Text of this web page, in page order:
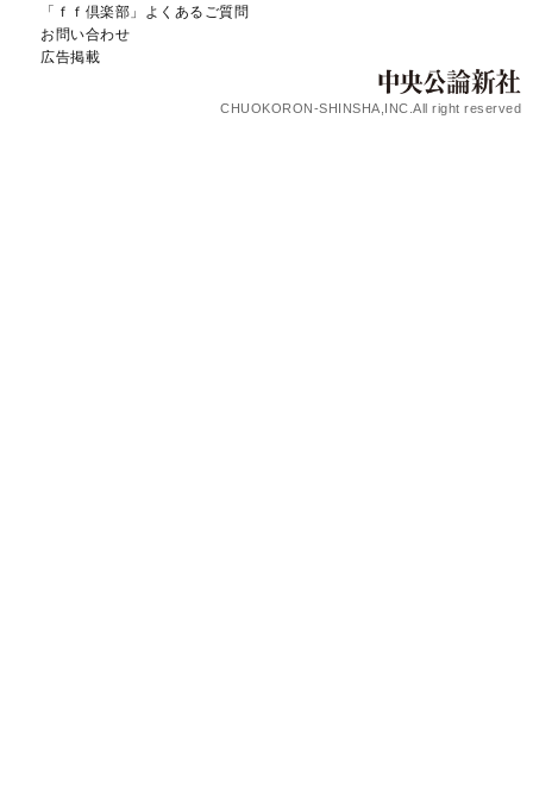
「ｆｆ倶楽部」よくあるご質問
お問い合わせ
広告掲載
CHUOKORON-SHINSHA,INC.All right reserved